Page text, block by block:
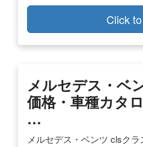
Click
メルセデス・ベ
価格・車種カタ
…
メルセデス・ベンツ clsク